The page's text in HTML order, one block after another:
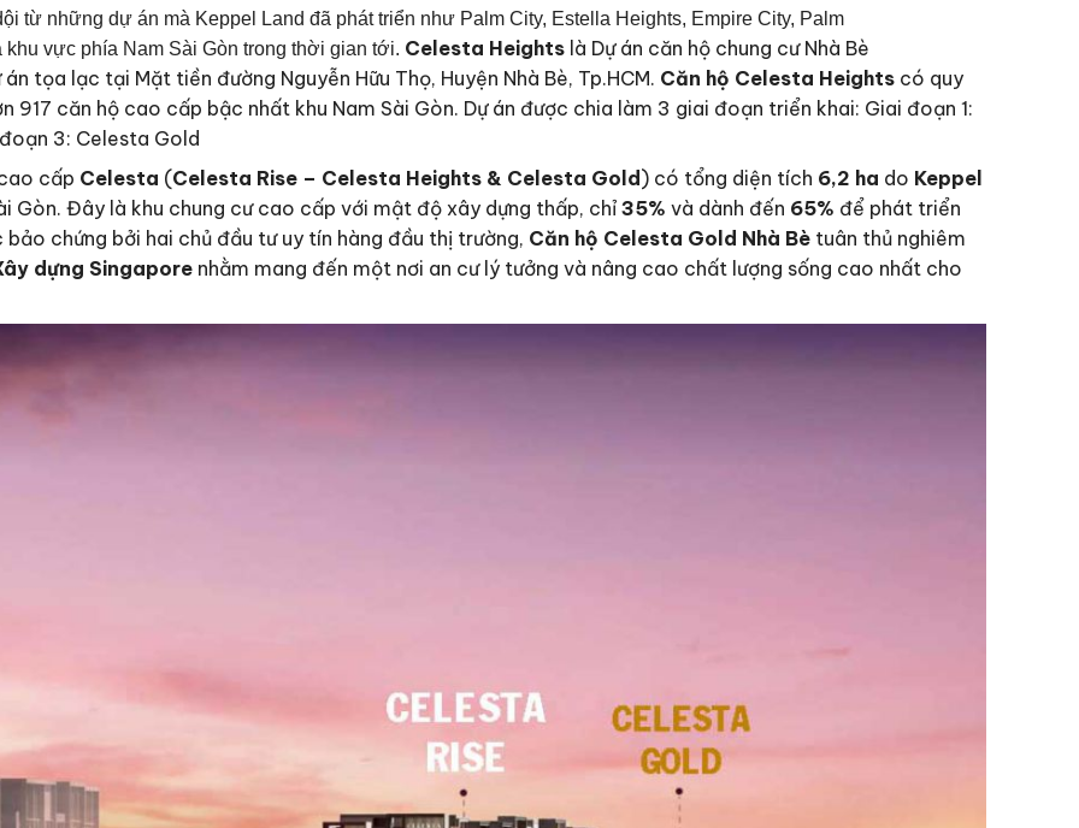
từ những dự án mà Keppel Land đã phát triển như Palm City, Estella Heights, Empire City, Palm
vực phía Nam Sài Gòn trong thời gian tới. Celesta Heights là Dự án căn hộ chung cư Nhà Bè
tọa lạc tại Mặt tiền đường Nguyễn Hữu Thọ, Huyện Nhà Bè, Tp.HCM. Căn hộ Celesta Heights có quy
căn hộ cao cấp bậc nhất khu Nam Sài Gòn. Dự án được chia làm 3 giai đoạn triển khai: Giai đoạn 1:
3: Celesta Gold
cấp Celesta (Celesta Rise – Celesta Heights & Celesta Gold) có tổng diện tích 6,2 ha do Keppel
Gòn. Đây là khu chung cư cao cấp với mật độ xây dựng thấp, chỉ 35% và dành đến 65% để phát triển
bảo chứng bởi hai chủ đầu tư uy tín hàng đầu thị trường, Căn hộ Celesta Gold Nhà Bè tuân thủ nghiêm
dựng Singapore nhằm mang đến một nơi an cư lý tưởng và nâng cao chất lượng sống cao nhất cho